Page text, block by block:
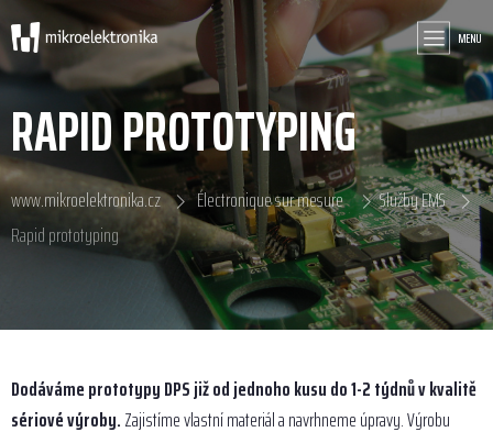
MENU
RAPID PROTOTYPING
www.mikroelektronika.cz Électronique sur mesure
Služby EMS
Rapid prototyping
Dodáváme prototypy DPS již od jednoho kusu do 1-2 týdnů v kvalitě
sériové výroby.Zajistíme vlastní materiál a navrhneme úpravy. Výrobu